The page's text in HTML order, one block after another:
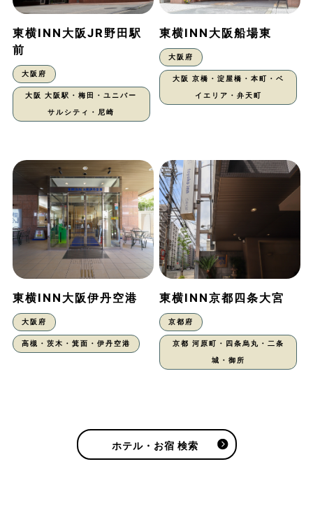
東横INN大阪JR野田駅
前
大阪府
大阪 大阪駅・梅田・ユニバー
サルシティ・尼崎
東横INN大阪船場東
大阪府
大阪 京橋・淀屋橋・本町・ベ
イエリア・弁天町
東横INN大阪伊丹空港
大阪府
高槻・茨木・箕面・伊丹空港
東横INN京都四条大宮
京都府
京都 河原町・四条烏丸・二条
城・御所
ホテル・お宿 検索